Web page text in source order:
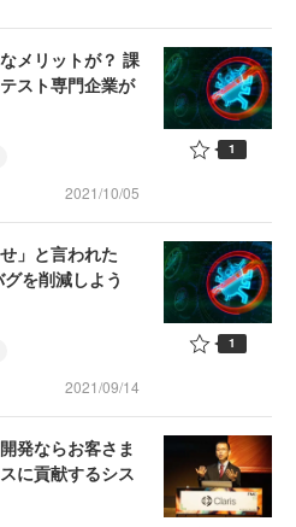
メリットが？ 課
スト専門企業が
2021/10/05
1
」と言われた
を削減しよう
2021/09/14
1
発ならお客さま
に貢献するシス